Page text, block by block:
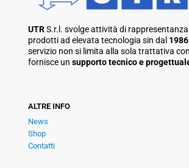
UTRS.r.l. svolge attività di
prodotti ad elevata tecnologia sin dal
servizio non si limita alla sola trattativa
fornisce un supporto tecnico e
ALTRE INFO
News
Shop
Contatti